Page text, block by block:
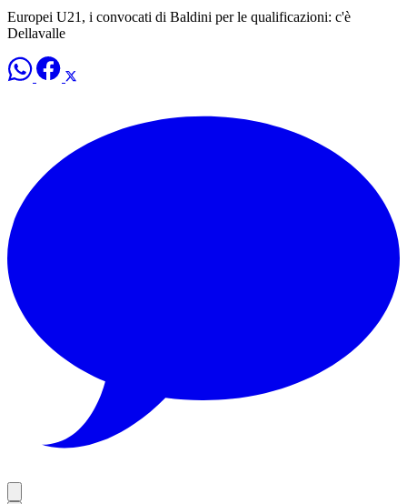
Europei U21, i convocati di Baldini per le qualificazioni: c'è
Dellavalle